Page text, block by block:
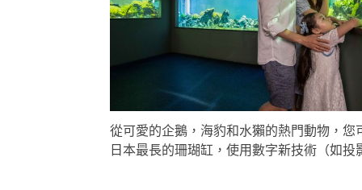
從可愛的企鵝，海豹和水獺的熱門動物，
日本最長的珊瑚缸，使用數字新技術（如